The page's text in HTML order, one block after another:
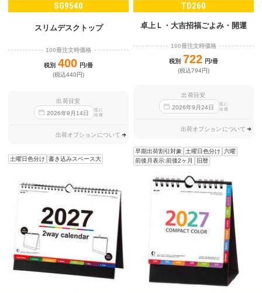
SG9540
スリムデスクトップ
100冊注文時価格
税別 400 円/冊
(税込440円)
出荷目安
2026年9 月 14日
迄に
出荷
出荷オプションについて
土曜日色分け 書き込みスペース大
TD260
卓上Ｌ・大吉招福ごよみ・開運
100冊注文時価格
税別 722 円/冊
(税込794円)
出荷目安
2026年9 月24日
迄に
出荷
出荷オプションについて
早期出荷割引対象 土曜日色分け
六曜
前後月表示:前後2ヶ月
旧暦